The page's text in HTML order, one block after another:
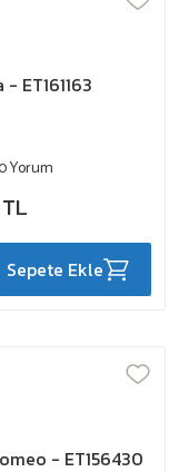
ET161163
Yorum
Sepete Ekle
- ET156430